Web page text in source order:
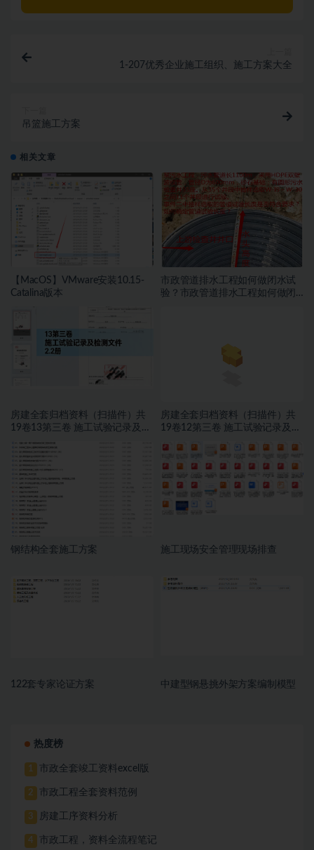
1-207优秀企业施工组织、施工方案大全
吊篮施工方案
相关文章
【MacOS】VMware安装10.15-
Catalina版本
市政管道排水工程如何做闭水试
验？市政管道排水工程如何做闭
房建全套归档资料（扫描件）共
19卷13第三卷 施工试验记录及检
测文件 2.2册
房建全套归档资料（扫描件）共
19卷12第三卷 施工试验记录及检
钢结构全套施工方案 施工现场安全管理现场排查
122套专家论证方案 中建型钢悬挑外架方案编制模型
热度榜
1 市政全套竣工资料excel版
2 市政工程全套资料范例
3 房建工序资料分析
4 市政工程，资料全流程笔记